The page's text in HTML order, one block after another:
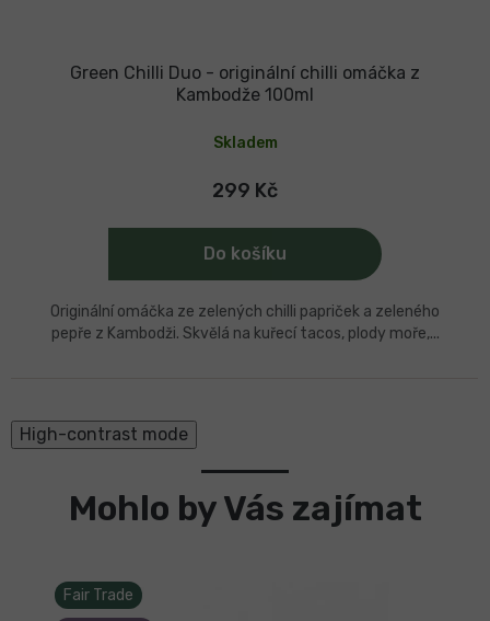
Green Chilli Duo - originální chilli omáčka z
Kambodže 100ml
Skladem
299 Kč
Do košíku
Originální omáčka ze zelených chilli papriček a zeleného
pepře z Kambodži. Skvělá na kuřecí tacos, plody moře,...
High-contrast mode
Mohlo by Vás zajímat
Fair Trade